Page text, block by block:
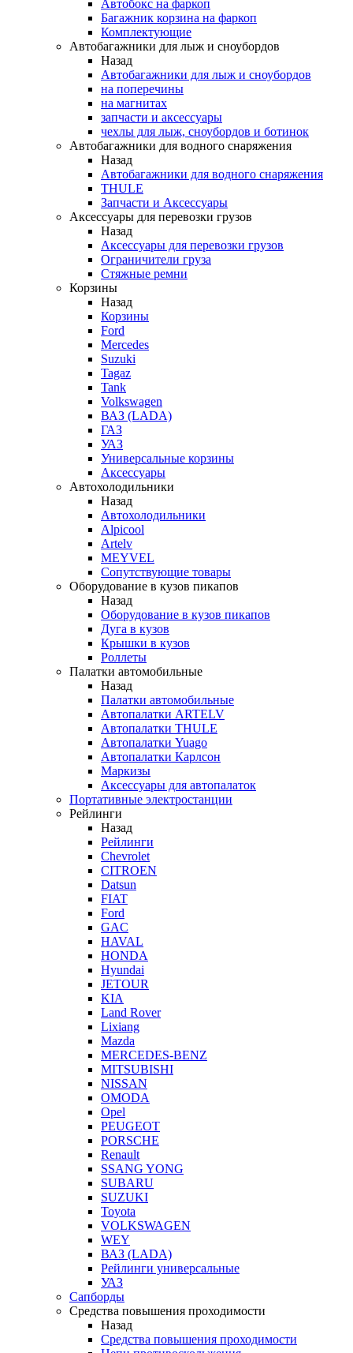
Автобокс на фаркоп
Багажник корзина на фаркоп
Комплектующие
Автобагажники для лыж и сноубордов
Назад
Автобагажники для лыж и сноубордов
на поперечины
на магнитах
запчасти и аксессуары
чехлы для лыж, сноубордов и ботинок
Автобагажники для водного снаряжения
Назад
Автобагажники для водного снаряжения
THULE
Запчасти и Аксессуары
Аксессуары для перевозки грузов
Назад
Аксессуары для перевозки грузов
Ограничители груза
Стяжные ремни
Корзины
Назад
Корзины
Ford
Mercedes
Suzuki
Tagaz
Tank
Volkswagen
ВАЗ (LADA)
ГАЗ
УАЗ
Универсальные корзины
Аксессуары
Автохолодильники
Назад
Автохолодильники
Alpicool
Artelv
MEYVEL
Сопутствующие товары
Оборудование в кузов пикапов
Назад
Оборудование в кузов пикапов
Дуга в кузов
Крышки в кузов
Роллеты
Палатки автомобильные
Назад
Палатки автомобильные
Автопалатки ARTELV
Автопалатки THULE
Автопалатки Yuago
Автопалатки Карлсон
Маркизы
Аксессуары для автопалаток
Портативные электростанции
Рейлинги
Назад
Рейлинги
Chevrolet
CITROEN
Datsun
FIAT
Ford
GAC
HAVAL
HONDA
Hyundai
JETOUR
KIA
Land Rover
Lixiang
Mazda
MERCEDES-BENZ
MITSUBISHI
NISSAN
OMODA
Opel
PEUGEOT
PORSCHE
Renault
SSANG YONG
SUBARU
SUZUKI
Toyota
VOLKSWAGEN
WEY
ВАЗ (LADA)
Рейлинги универсальные
УАЗ
Сапборды
Средства повышения проходимости
Назад
Средства повышения проходимости